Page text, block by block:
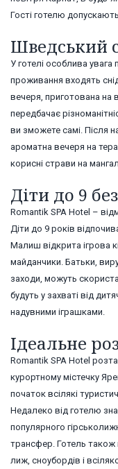
Гості готелю
Шведський
У готелі особлива увага
проживання входять
вечеря, приготована на
передбачає
ви зможете самі. Після
ароматна вечеря на
корисні страви на
Діти до 9
Romantik SPA Hotel –
Діти до 9 років
Малиш відкрита ігрова
майданчики. Батьки,
заходи, можуть
будуть у захваті від
надувними іграшками.
Ідеальне
Romantik SPA Hotel
курортному містечку
початок всілякі
Недалеко від готелю
популярного
трансфер. Готель
лиж, сноубордів і